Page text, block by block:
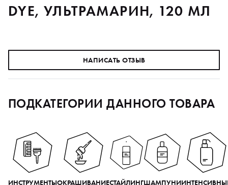
DYE, УЛЬТРАМАРИН, 120 МЛ
НАПИСАТЬ ОТЗЫВ
ПОДКАТЕГОРИИ ДАННОГО ТОВАРА
ИНСТРУМЕНТЫОКРАШИВАНИЕСТАЙЛИНГШАМПУНИ